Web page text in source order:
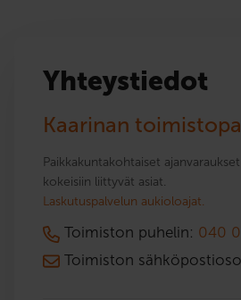
Yhteystiedot
Kaarinan
Paikkakuntakohtaiset
kokeisiin liittyvät asiat.
Laskutuspalvelun aukioloajat.
Toimiston puhelin: 040
Toimiston